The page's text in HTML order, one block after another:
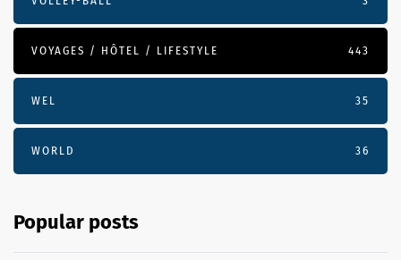
VOYAGES / HÔTEL / LIFESTYLE 443
WEL 35
WORLD 36
Popular posts